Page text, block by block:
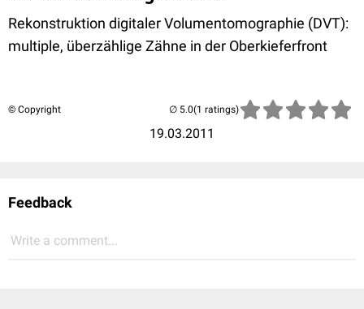
Rekonstruktion digitaler Volumentomographie (DVT):
multiple, überzählige Zähne in der Oberkieferfront
© Copyright
19.03.2011
(1 ratings)
Feedback
Write a comment...